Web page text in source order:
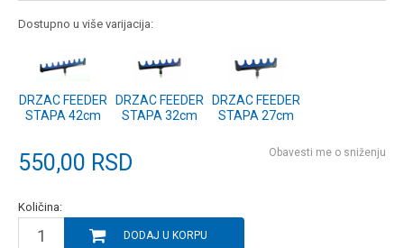
Dostupno u više varijacija:
DRZAC FEEDER
STAPA 42cm
DRZAC FEEDER
STAPA 32cm
DRZAC FEEDER
STAPA 27cm
550,00 RSD Obavesti me o sniženju
Količina:
DODAJ U KORPU